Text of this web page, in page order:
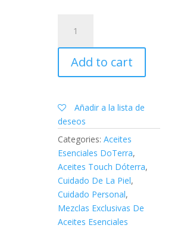
Mezcla
embellecedora
ML
ON
quantity
Add to cart
Añadir a la lista de
deseos
Categories:Aceites
Esenciales DoTerra,
Aceites Touch Dóterra,
Cuidado De La Piel,
Cuidado Personal,
Mezclas Exclusivas De
Aceites Esenciales